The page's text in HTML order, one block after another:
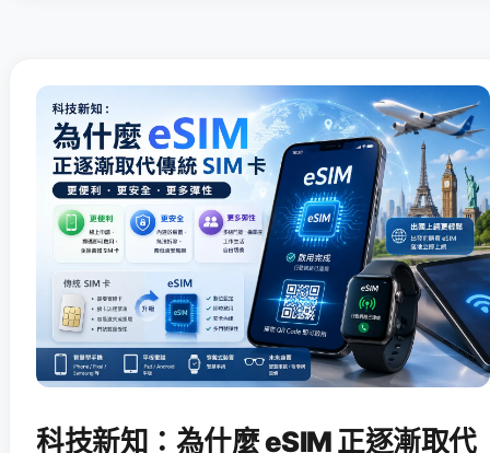
科技新知：為什麼 eSIM 正逐漸取代